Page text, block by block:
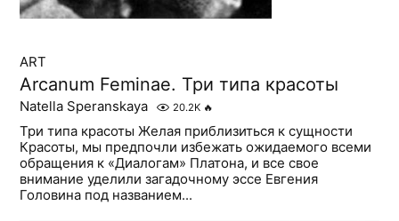
ART
Arcanum Feminae. Три типа красоты
Natella Speranskaya 20.2K 🔥
Три типа красоты Желая приблизиться к сущности
Красоты, мы предпочли избежать ожидаемого всеми
обращения к «Диалогам» Платона, и все свое
внимание уделили загадочному эссе Евгения
Головина под названием...